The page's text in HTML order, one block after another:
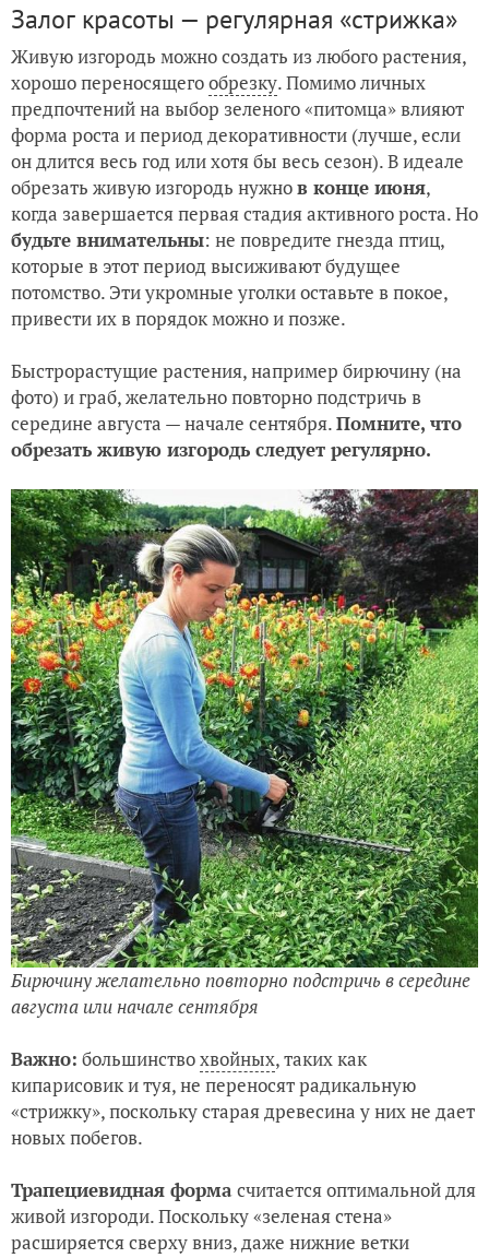
Залог красоты — регулярная «стрижка»
Живую изгородь можно создать из любого растения,
хорошо переносящегообрезку. Помимо личных
предпочтений на выбор зеленого «питомца» влияют
форма роста и период декоративности (лучше, если
он длится весь год или хотя бы весь сезон). В идеале
обрезать живую изгородь нужнов конце июня,
когда завершается первая стадия активного роста. Но
будьте внимательны: не повредите гнезда птиц,
которые в этот период высиживают будущее
потомство. Эти укромные уголки оставьте в покое,
привести их в порядок можно и позже.
Быстрорастущие растения, например бирючину (на
фото) и граб, желательно повторно подстричь в
середине августа — начале сентября.Помните, что
обрезать живую изгородь следует регулярно.
Бирючину желательно повторно подстричь в середине
августа или начале сентября
Важно: большинствохвойных, таких как
кипарисовик и туя, не переносят радикальную
«стрижку», поскольку старая древесина у них не дает
новых побегов.
Трапециевидная формасчитается оптимальной для
живой изгороди. Поскольку «зеленая стена»
расширяется сверху вниз, даже нижние ветки